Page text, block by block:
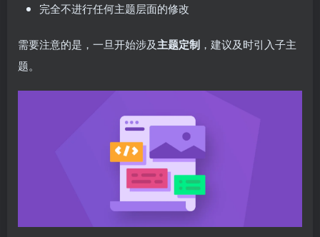
完全不进行任何主题层面的修改
需要注意的是，一旦开始涉及主题定制 ，建议及时引入子主
题。